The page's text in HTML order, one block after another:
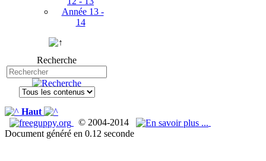
Année 13 -
14
Recherche
Haut
© 2004-2014
Document généré en 0.12 seconde